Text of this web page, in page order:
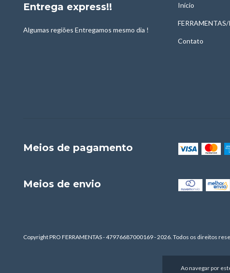
Ao navegar por
Entrega express!!
Algumas regiões Entregamos mesmo dia !
Início
FERRAMENTAS/
Contato
Meios de pagamento
Meios de envio
Copyright PRO FERRAMENTAS - 47976687000169 - 2026. Todos os direitos